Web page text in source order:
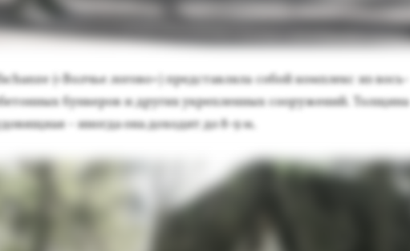
(«Волчье ло­гово») пред­став­ля­ла со­бой ком­плекс из вось­
бун­ке­ров и дру­гих ук­реплен­ных со­ору­жений. Тол­щи­на
– иног­да она до­ходит до 8-9 м.